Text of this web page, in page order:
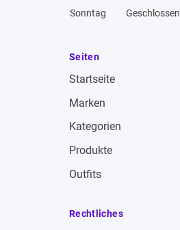
Sonntag
Geschlossen
Seiten
Startseite
Marken
Kategorien
Produkte
Outfits
Rechtliches